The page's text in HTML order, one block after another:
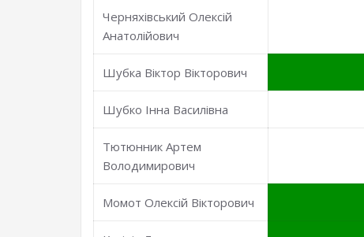
Черняхівський Олексій
Анатолійович
Шубка Віктор Вікторович
Шубко Інна Василівна
Тютюнник Артем
Володимирович
Момот Олексій Вікторович